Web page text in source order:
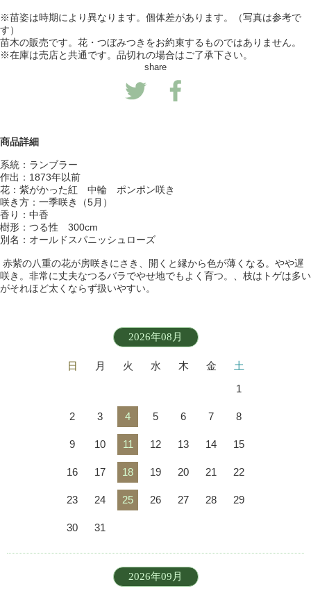
※苗姿は時期により異なります。個体差があります。（写真は参考で
す）
苗木の販売です。花・つぼみつきをお約束するものではありません。
※在庫は売店と共通です。品切れの場合はご了承下さい。
share
商品詳細
系統：ランブラー
作出：1873年以前
花：紫がかった紅 中輪 ポンポン咲き
咲き方：一季咲き（5月）
香り：中香
樹形：つる性 300cm
別名：オールドスパニッシュローズ
赤紫の八重の花が房咲きにさき、開くと縁から色が薄くなる。やや遅
咲き。非常に丈夫なつるバラでやせ地でもよく育つ。、枝はトゲは多い
がそれほど太くならず扱いやすい。
2026年08月
日 月 火 水 木 金
土
1
2 3 4 5 6 7 8
9 10 11 12 13 14 15
16 17 18 19 20 21 22
23 24 25 26 27 28 29
30 31
2026年09月